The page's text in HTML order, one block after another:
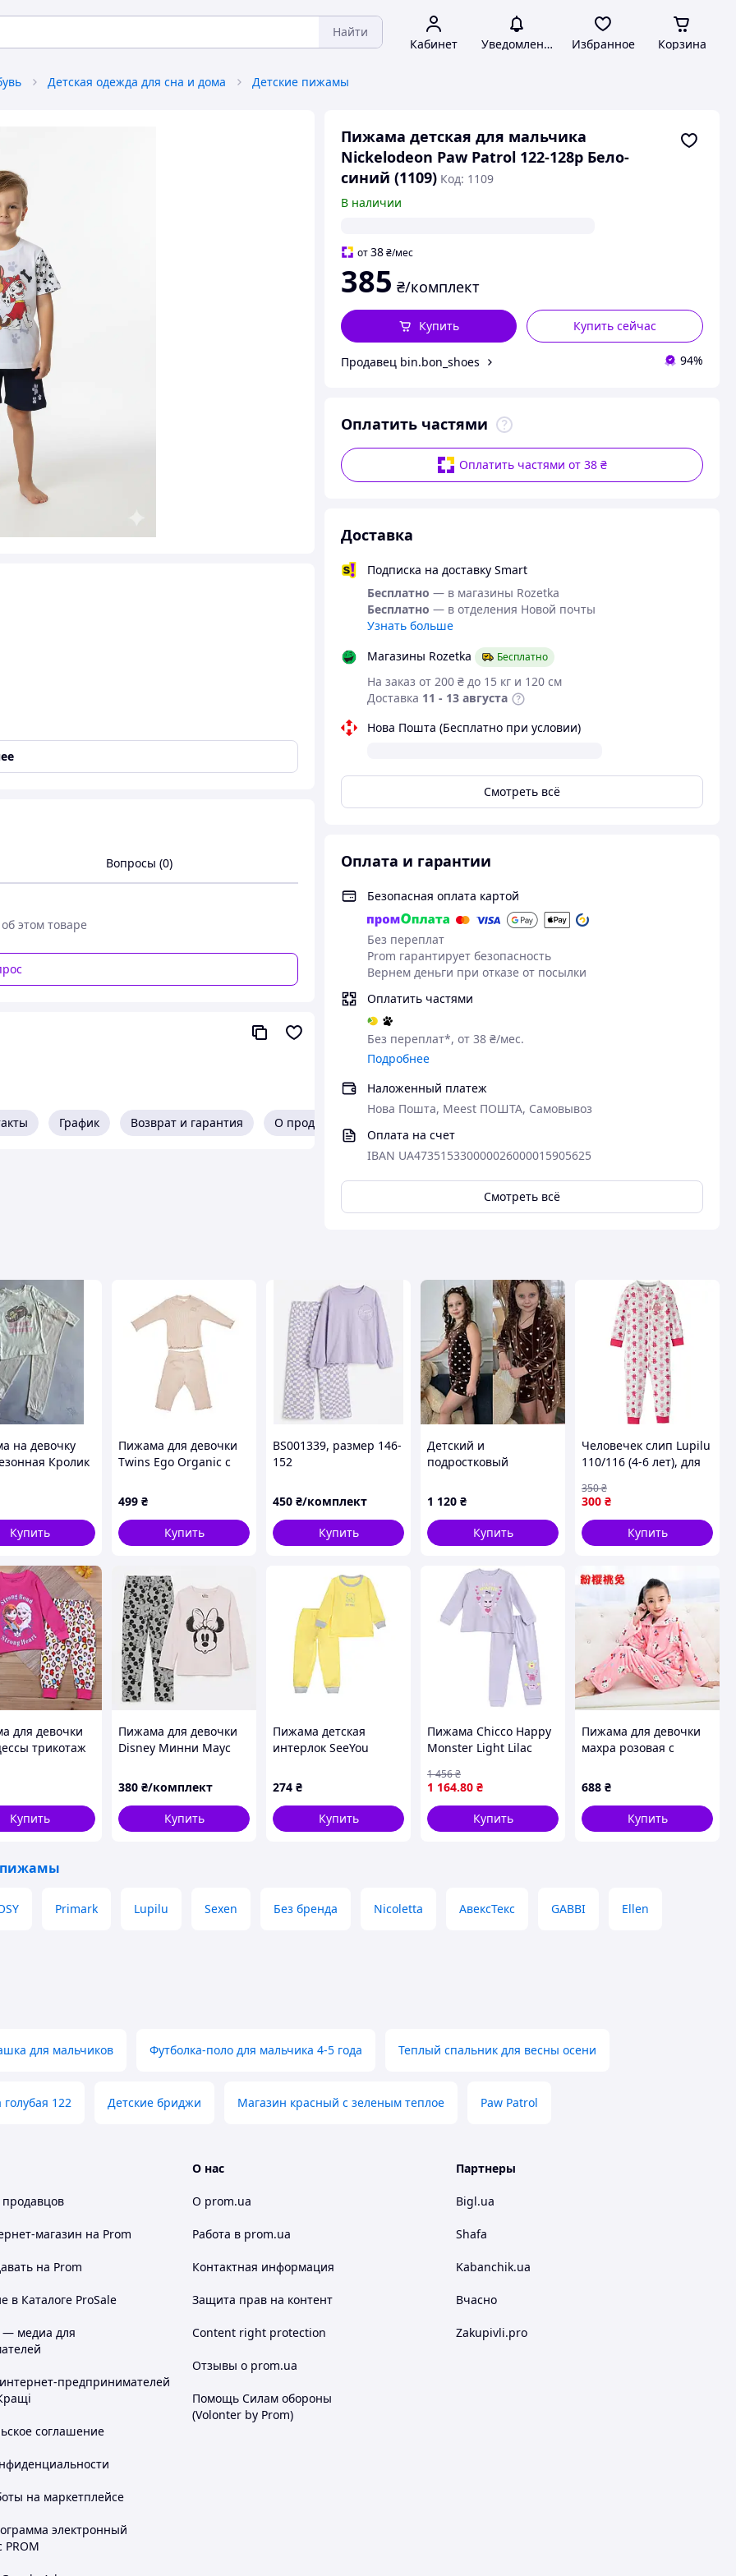
Найти
Кабинет Уведомления Избранное Корзина
Детская одежда для сна и дома Детские пижамы
Пижама детская для мальчика
Nickelodeon Paw Patrol 122-128р Бело-
синий (1109) Код: 1109
В наличии
от38 ₴/мес
385 ₴/комплект
Купить сейчас
Купить
Продавец bin.bon_shoes 94%
Оплатить частями
Оплатить частями от 38 ₴
Доставка
Подписка на доставку Smart
Бесплатно — в магазины Rozetka
Бесплатно — в отделения Новой почты
Узнать больше
Магазины Rozetka
Бесплатно
На заказ от 200 ₴ до 15 кг и 120 см
Доставка 11 - 13 августа
Нова Пошта (Бесплатно при условии)
Смотреть всё
Оплата и гарантии
Безопасная оплата картой
Без переплат
Prom гарантирует безопасность
Вернем деньги при отказе от посылки
Оплатить частями
Без переплат*, от 38 ₴/мес.
Подробнее
Наложенный платеж
Нова Пошта, Meest ПОШТА, Самовывоз
Оплата на счет
IBAN UA473515330000026000015905625
Смотреть всё
хорошо пропускает воздух и впитывает влагу
белого цвета с рисунком героев любимого
Вопросы (0)
этом товаре
График Возврат и гарантия О продавце
на девочку
Кролик
Купить
Пижама для девочки
Twins Ego Organic с
штаны) 80р бежевый
499 ₴
Купить
BS001339, размер 146-
152
450 ₴/комплект
Купить
Детский и
подростковый
в-1 из королевского
велюра
1 120 ₴
Купить
Человечек слип Lupilu
110/116 (4-6 лет), для
детская сплошная
пижама
300 ₴
350₴
Купить
для девочки
трикотаж
Купить
Пижама для девочки
Disney Минни Маус
140
380 ₴/комплект
Купить
Пижама детская
интерлок SeeYou
274 ₴
Купить
Пижама Chicco Happy
Monster Light Lilac
1 164.80 ₴
1 456₴
Купить
Пижама для девочки
махра розовая с
688 ₴
Купить
пижамы
Primark Lupilu Sexen Без бренда Nicoletta АвексТекс GABBI Ellen
для мальчиков Футболка-поло для мальчика 4-5 года Теплый спальник для весны осени
122 Детские бриджи Магазин красный с зеленым теплое Paw Patrol
магазин на Prom
на Prom
в Каталоге ProSale
— медиа для
предпринимателей
соглашение
на маркетплейсе
электронный
PROM
О нас
О prom.ua
Работа в prom.ua
Контактная информация
Защита прав на контент
Content right protection
Отзывы о prom.ua
Помощь Силам обороны
(Volonter by Prom)
Партнеры
Bigl.ua
Shafa
Kabanchik.ua
Вчасно
Zakupivli.pro